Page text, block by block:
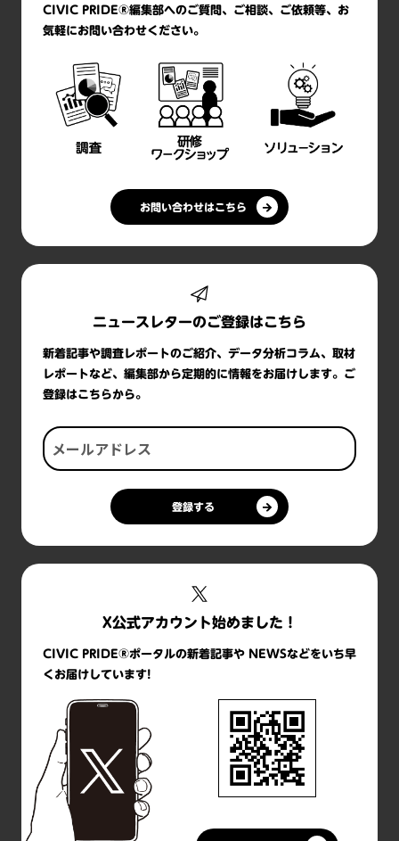
CIVIC PRIDE®編集部へのご質問、ご相談、ご依頼等、お
気軽にお問い合わせください。
お問い合わせはこちら
ニュースレターのご登録はこちら
新着記事や調査レポートのご紹介、データ分析コラム、取材
レポートなど、編集部から定期的に情報をお届けします。ご
登録はこちらから。
登録する
X公式アカウント始めました！
CIVIC PRIDE®ポータルの新着記事や NEWSなどをいち早
くお届けしています!